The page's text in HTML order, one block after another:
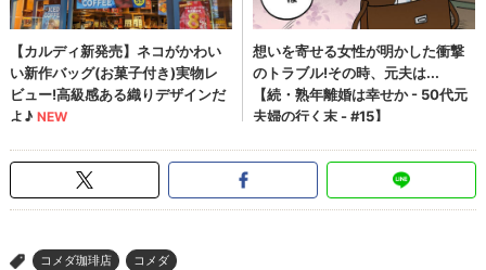
> コメダ珈琲店 コメダ